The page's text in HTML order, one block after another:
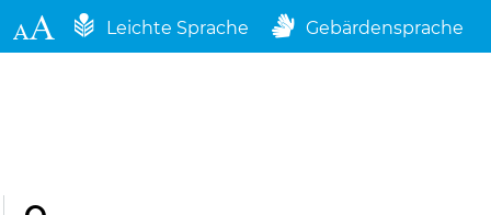
Leichte Sprache Gebärdensprache